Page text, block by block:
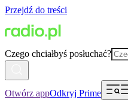
Przejdź do treści
Czego chciałbyś posłuchać?
Otwórz appOdkryj Prime